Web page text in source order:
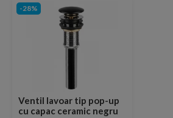
-28%
Ventil lavoar tip pop-up
cu capac ceramic negru